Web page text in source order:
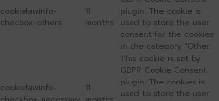
cookielawinfo-
checbox-others
11
months
plugin. The cookie is
used to store the user
consent for the cookies
in the category "Other.
cookielawinfo-
11
This cookie is set by
GDPR Cookie Consent
plugin. The cookies is
used to store the user